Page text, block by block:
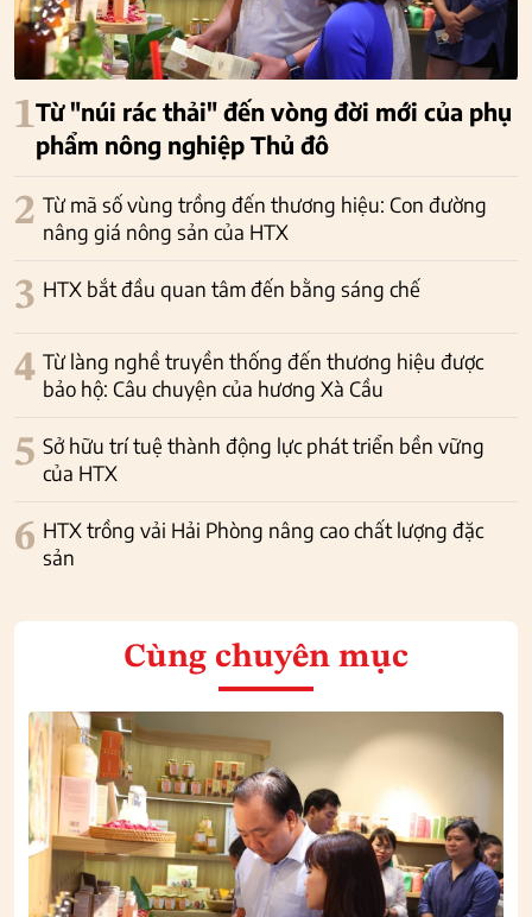
1Từ "núi rác thải" đến vòng đời mới của phụ
phẩm nông nghiệp Thủ đô
2 Từ mã số vùng trồng đến thương hiệu: Con đường
nâng giá nông sản của HTX
3 HTX bắt đầu quan tâm đến bằng sáng chế
4 Từ làng nghề truyền thống đến thương hiệu được
bảo hộ: Câu chuyện của hương Xà Cầu
5 Sở hữu trí tuệ thành động lực phát triển bền vững
của HTX
6 HTX trồng vải Hải Phòng nâng cao chất lượng đặc
sản
Cùng chuyên mục